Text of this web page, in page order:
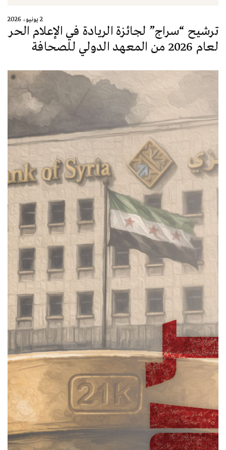
2 يونيو، 2026
ترشيح “سراج” لجائزة الريادة في الإعلام الحر
لعام 2026 من المعهد الدولي للصحافة